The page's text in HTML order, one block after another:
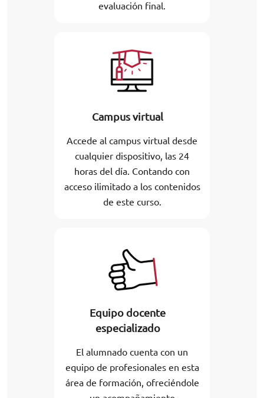
evaluación final.
Campus virtual
Accede al campus virtual desde
cualquier dispositivo, las 24
horas del día. Contando con
acceso ilimitado a los contenidos
de este curso.
Equipo docente
especializado
El alumnado cuenta con un
equipo de profesionales en esta
área de formación, ofreciéndole